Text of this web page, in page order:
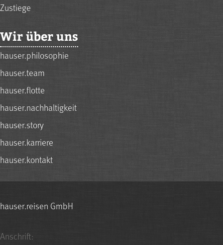
Zustiege
Wir über uns
hauser.philosophie
hauser.team
hauser.flotte
hauser.nachhaltigkeit
hauser.story
hauser.karriere
hauser.kontakt
hauser.reisen GmbH
Anschrift: